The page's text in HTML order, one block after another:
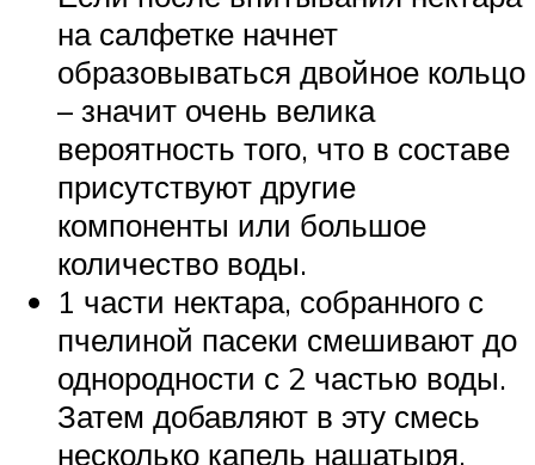
на салфетке начнет
образовываться двойное кольцо
– значит очень велика
вероятность того, что в составе
присутствуют другие
компоненты или большое
количество воды.
1 части нектара, собранного с
пчелиной пасеки смешивают до
однородности с 2 частью воды.
Затем добавляют в эту смесь
несколько капель нашатыря.